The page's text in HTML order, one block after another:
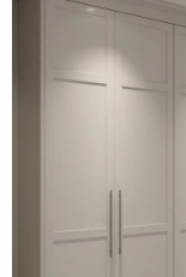
Каталог мебели на
Рассрочка и кредит